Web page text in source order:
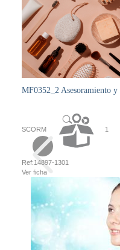
MF0352_2 Asesoramiento
SCORM 1
Ref:14897-1301
Ver ficha